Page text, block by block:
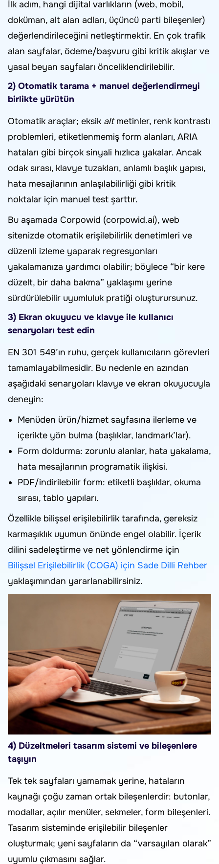
İlk adım, hangi dijital varlıkların (web, mobil,
doküman, alt alan adları, üçüncü parti bileşenler)
değerlendirileceğini netleştirmektir. En çok trafik
alan sayfalar, ödeme/başvuru gibi kritik akışlar ve
yasal beyan sayfaları önceliklendirilebilir.
2) Otomatik tarama + manuel değerlendirmeyi
birlikte yürütün
Otomatik araçlar; eksik altmetinler, renk kontrastı
problemleri, etiketlenmemiş form alanları, ARIA
hataları gibi birçok sinyali hızlıca yakalar. Ancak
odak sırası, klavye tuzakları, anlamlı başlık yapısı,
hata mesajlarının anlaşılabilirliği gibi kritik
noktalar için manuel test şarttır.
Bu aşamada Corpowid (corpowid.ai), web
sitenizde otomatik erişilebilirlik denetimleri ve
düzenli izleme yaparak regresyonları
yakalamanıza yardımcı olabilir; böylece “bir kere
düzelt, bir daha bakma” yaklaşımı yerine
sürdürülebilir uyumluluk pratiği oluşturursunuz.
3) Ekran okuyucu ve klavye ile kullanıcı
senaryoları test edin
EN 301 549’ın ruhu, gerçek kullanıcıların görevleri
tamamlayabilmesidir. Bu nedenle en azından
aşağıdaki senaryoları klavye ve ekran okuyucuyla
deneyin:
Menüden ürün/hizmet sayfasına ilerleme ve
içerikte yön bulma (başlıklar, landmark’lar).
Form doldurma: zorunlu alanlar, hata yakalama,
hata mesajlarının programatik ilişkisi.
PDF/indirilebilir form: etiketli başlıklar, okuma
sırası, tablo yapıları.
Özellikle bilişsel erişilebilirlik tarafında, gereksiz
karmaşıklık uyumun önünde engel olabilir. İçerik
dilini sadeleştirme ve net yönlendirme için
Bilişsel Erişilebilirlik (COGA) için Sade Dilli Rehber
yaklaşımından yararlanabilirsiniz.
4) Düzeltmeleri tasarım sistemi ve bileşenlere
taşıyın
Tek tek sayfaları yamamak yerine, hataların
kaynağı çoğu zaman ortak bileşenlerdir: butonlar,
modallar, açılır menüler, sekmeler, form bileşenleri.
Tasarım sisteminde erişilebilir bileşenler
oluşturmak; yeni sayfaların da “varsayılan olarak”
uyumlu çıkmasını sağlar.